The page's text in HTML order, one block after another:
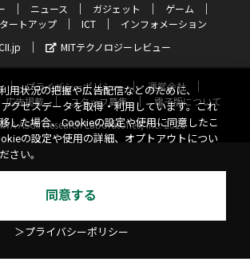
ニュース ガジェット
ゲーム
ートアップ ICT
インフォメーション
MITテクノロジーレビュー
プライバシーポリシー
運営会社
広告掲載 スタッフ募集
電子版について
ASCII Research Laboratories, Inc. 2026
用状況の把握や広告配信などのために、
クセスデータを取得・利用しています。これ
した場合、Cookieの設定や使用に同意したこ
の設定や使用の詳細、オプトアウトについ
さい。
同意する
＞プライバシーポリシー